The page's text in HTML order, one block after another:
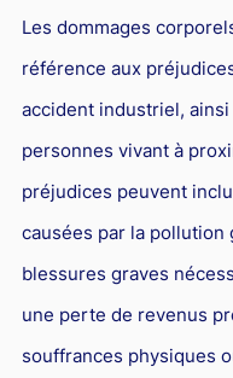
Les dommages
référence aux
accident industriel,
personnes vivant à
préjudices peuvent
causées par la pollution
blessures graves
une perte de revenus
souffrances physiques